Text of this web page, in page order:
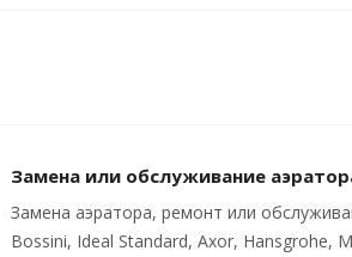
Замена или обслуживание
Замена аэратора, ремонт или
Bossini, Ideal Standard, Axor, Hansgrohe,